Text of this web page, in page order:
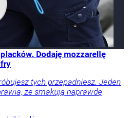
Dodaję mozzarellę
tych przepadniesz. Jeden
że smakują naprawdę